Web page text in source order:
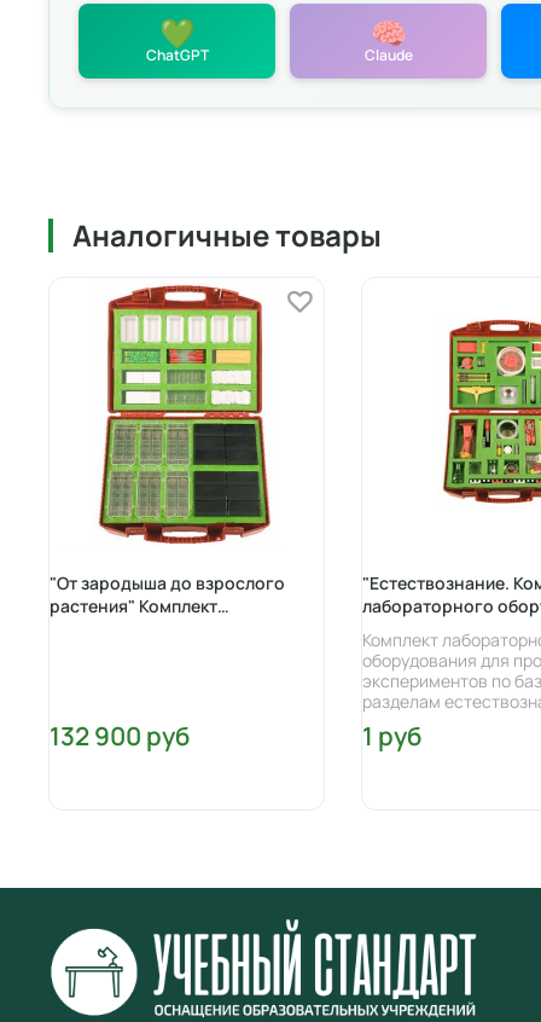
💚
ChatGPT
🧠
Claude
Аналогичные товары
"От зародыша до взрослого
растения" Комплект
132 900 руб
"Естествознание.
лабораторного
Комплект
оборудования для
экспериментов по
разделам
1 руб